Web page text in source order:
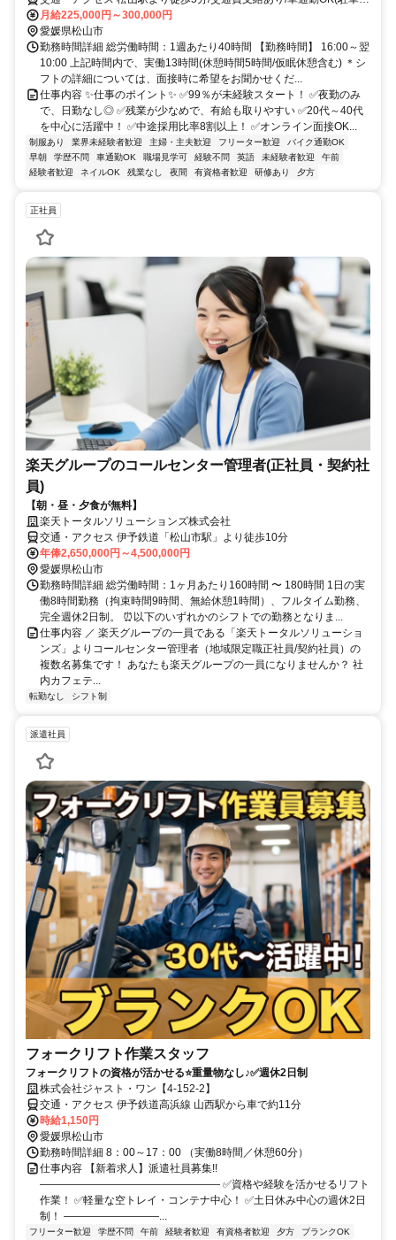
完備)
月給225,000円～300,000円
愛媛県松山市
勤務時間詳細 総労働時間：1週あたり40時間 【勤務時間】 16:00～翌
10:00 上記時間内で、実働13時間(休憩時間5時間/仮眠休憩含む) ＊シ
フトの詳細については、面接時に希望をお聞かせくだ...
仕事内容 ✨仕事のポイント✨ ✅99％が未経験スタート！ ✅夜勤のみ
で、日勤なし◎ ✅残業が少なめで、有給も取りやすい ✅20代～40代
を中心に活躍中！ ✅中途採用比率8割以上！ ✅オンライン面接OK...
制服あり 業界未経験者歓迎 主婦・主夫歓迎 フリーター歓迎
バイク通勤OK
早朝
学歴不問 車通勤OK 職場見学可 経験不問 英語 未経験者歓迎
午前
経験者歓迎
ネイルOK 残業なし 夜間 有資格者歓迎 研修あり 夕方
正社員
楽天グループのコールセンター管理者(正社員・契約社
員)
【朝・昼・夕食が無料】
楽天トータルソリューションズ株式会社
交通・アクセス 伊予鉄道「松山市駅」より徒歩10分
年俸2,650,000円～4,500,000円
愛媛県松山市
勤務時間詳細 総労働時間：1ヶ月あたり160時間 〜 180時間 1日の実
働8時間勤務（拘束時間9時間、無給休憩1時間）、フルタイム勤務、
完全週休2日制。 ⏰以下のいずれかのシフトでの勤務となりま...
仕事内容 ／ 楽天グループの一員である「楽天トータルソリューショ
ンズ」よりコールセンター管理者（地域限定職正社員/契約社員）の
複数名募集です！ あなたも楽天グループの一員になりませんか？ 社
内カフェテ...
転勤なし シフト制
派遣社員
フォークリフト作業スタッフ
フォークリフトの資格が活かせる⭐️重量物なし♪✅週休2日制
株式会社ジャスト・ワン【4-152-2】
交通・アクセス 伊予鉄道高浜線 山西駅から車で約11分
時給1,150円
愛媛県松山市
勤務時間詳細 8：00～17：00 （実働8時間／休憩60分）
仕事内容 【新着求人】派遣社員募集!!
――――――――――――――――― ✅️資格や経験を活かせるリフト
作業！ ✅️軽量な空トレイ・コンテナ中心！ ✅️土日休み中心の週休2日
制！ ―――――――――...
フリーター歓迎 学歴不問 午前 経験者歓迎 有資格者歓迎 夕方
ブランクOK